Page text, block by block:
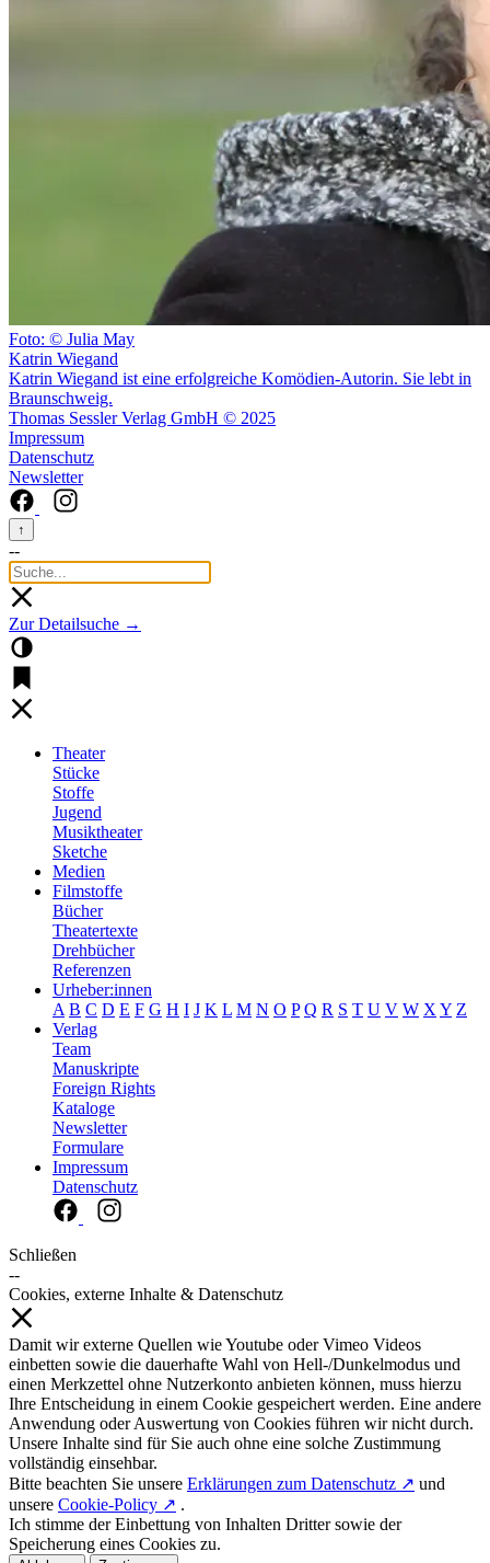
Foto: © Julia May
Katrin Wiegand
Katrin Wiegand ist eine erfolgreiche Komödien-Autorin. Sie lebt in
Braunschweig.
Thomas Sessler Verlag GmbH © 2025
Impressum
Datenschutz
Newsletter
↑
--
Zur Detailsuche →
Theater
Stücke
Stoffe
Jugend
Musiktheater
Sketche
Medien
Filmstoffe
Bücher
Theatertexte
Drehbücher
Referenzen
Urheber:innen
A B C D E F G H I J K L M N O P Q R S T U V W X Y Z
Verlag
Team
Manuskripte
Foreign Rights
Kataloge
Newsletter
Formulare
Impressum
Datenschutz
Schließen
--
Cookies, externe Inhalte & Datenschutz
Damit wir externe Quellen wie Youtube oder Vimeo Videos
einbetten sowie die dauerhafte Wahl von Hell-/Dunkelmodus und
einen Merkzettel ohne Nutzerkonto anbieten können, muss hierzu
Ihre Entscheidung in einem Cookie gespeichert werden. Eine andere
Anwendung oder Auswertung von Cookies führen wir nicht durch.
Unsere Inhalte sind für Sie auch ohne eine solche Zustimmung
vollständig einsehbar.
Bitte beachten Sie unsere Erklärungen zum Datenschutz ↗ und
unsere Cookie-Policy ↗ .
Ich stimme der Einbettung von Inhalten Dritter sowie der
Speicherung eines Cookies zu.